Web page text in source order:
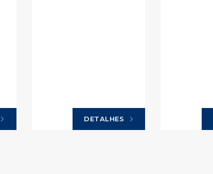
DETALHES